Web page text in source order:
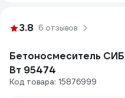
3.8 6 отзывов
Бетоносмеситель
Вт 95474
Код товара: 15876999